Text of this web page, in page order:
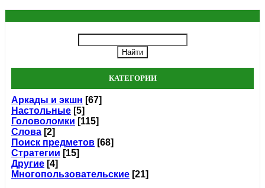
КАТЕГОРИИ
Аркады и экшн [67]
Настольные [5]
Головоломки [115]
Слова [2]
Поиск предметов [68]
Стратегии [15]
Другие [4]
Многопользовательские [21]